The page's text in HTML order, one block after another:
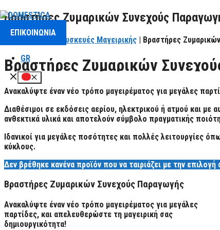
Μετάβαση
περιεχόμενο
ΕΠΙΚΟΙΝΩΝΙΑ
GR
Βραστήρες Ζυμαρικών Συνεχούς
Συσκευές Μαγειρικής | Βραστήρες
Βραστήρες Ζυμαρικών
Ανακαλύψτε έναν νέο τρόπο μαγειρέματος για μεγάλες
Διαθέσιμοι σε εκδόσεις αερίου, ηλεκτρικού ή ατμού και με
ανθεκτικά υλικά και αποτελούν σύμβολο πραγματικής
Ιδανικοί για μεγάλες ποσότητες και πολλές λειτουργίες
κύκλους.
Δεν βρέθηκε κανένα προϊόν που να ταιριάζει με την επιλογή
Βραστήρες Ζυμαρικών Συνεχούς Παραγωγής
Ανακαλύψτε έναν νέο τρόπο μαγειρέματος για μεγάλες
παρτίδες, και απελευθερώστε τη μαγειρική σας
δημιουργικότητα!